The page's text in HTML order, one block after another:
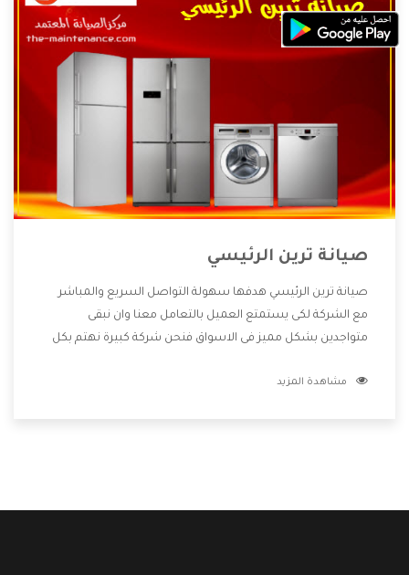
صيانة ترين الرئيسي
صيانة ترين الرئيسي هدفها سهولة التواصل السريع والمباشر
مع الشركة لكى يستمتع العميل بالتعامل معنا وان نبقى
متواجدين بشكل مميز فى الاسواق فنحن شركة كبيرة نهتم بكل
الشركة بها والتى تكون منها خدمة الصيانة التى تكون من أهم
مشاهدة المزيد